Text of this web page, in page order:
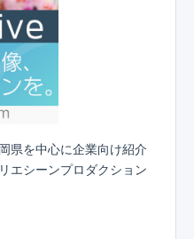
県を中心に企業向け紹介
エシーンプロダクション